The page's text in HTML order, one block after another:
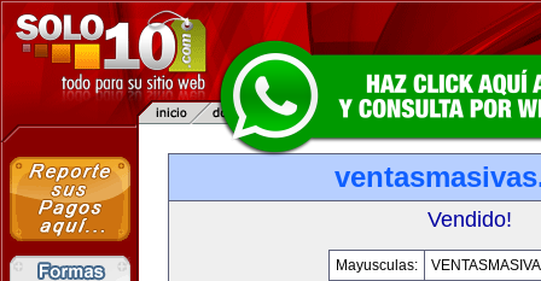
Vendido!
Mayusculas: